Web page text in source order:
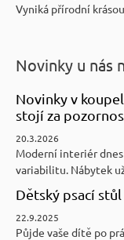
Vyniká přírodní
Novinky u nás
Novinky v
stojí za
20.3.2026
Moderní interiér
variabilitu. Nábytek
Dětský psací
22.9.2025
Půjde vaše dítě po